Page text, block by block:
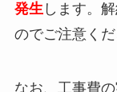
発生します。
のでご注意くだ
なお、工事費